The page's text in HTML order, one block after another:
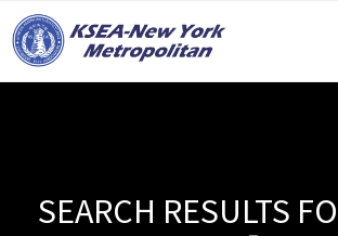
SEARCH RESULTS